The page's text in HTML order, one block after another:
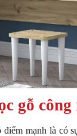
gỗ công
mạnh là có